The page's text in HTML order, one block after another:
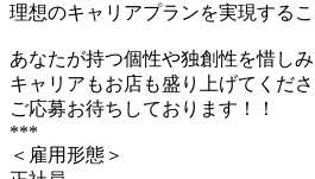
理想のキャリアプランを実現するこ
あなたが持つ個性や独創性を惜し
キャリアもお店も盛り上げてくださ
ご応募お待ちしております！！
***
＜雇用形態＞